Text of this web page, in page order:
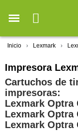
Inicio Lexmark
Impresora
Cartuchos de
impresoras:
Lexmark Optra
Lexmark Optra
Lexmark Optra